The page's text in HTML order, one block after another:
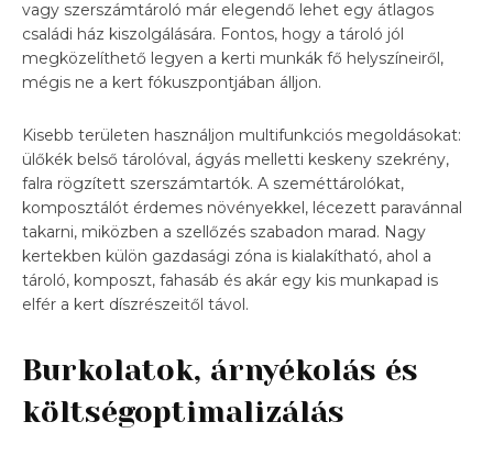
vagy szerszámtároló már elegendő lehet egy átlagos
családi ház kiszolgálására. Fontos, hogy a tároló jól
megközelíthető legyen a kerti munkák fő helyszíneiről,
mégis ne a kert fókuszpontjában álljon.
Kisebb területen használjon multifunkciós megoldásokat:
ülőkék belső tárolóval, ágyás melletti keskeny szekrény,
falra rögzített szerszámtartók. A szeméttárolókat,
komposztálót érdemes növényekkel, lécezett paravánnal
takarni, miközben a szellőzés szabadon marad. Nagy
kertekben külön gazdasági zóna is kialakítható, ahol a
tároló, komposzt, fahasáb és akár egy kis munkapad is
elfér a kert díszrészeitől távol.
Burkolatok, árnyékolás és
költségoptimalizálás